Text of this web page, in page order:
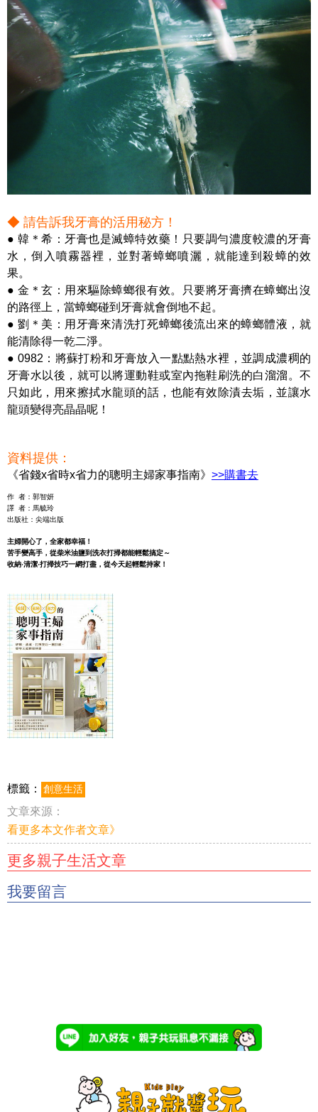
◆ 請告訴我牙膏的活用秘方！
● 韓＊希：牙膏也是滅蟑特效藥！只要調勻濃度較濃的牙膏
水，倒入噴霧器裡，並對著蟑螂噴灑，就能達到殺蟑的效
果。
● 金＊玄 ： 用來驅除蟑螂很有效。只要將牙膏擠在蟑螂出沒
的路徑上，當蟑螂碰到牙膏就會倒地不起。
● 劉＊美 ： 用牙膏來清洗打死蟑螂後流出來的蟑螂體液，就
能清除得一乾二淨。
● 0982 ： 將蘇打粉和牙膏放入一點點熱水裡，並調成濃稠的
牙膏水以後，就可以將運動鞋或室內拖鞋刷洗的白溜溜。不
只如此，用來擦拭水龍頭的話，也能有效除漬去垢，並讓水
龍頭變得亮晶晶呢！
資料提供：
《省錢x省時x省力的聰明主婦家事指南》 >>購書去
作 者：郭智妍
譯 者：馬毓玲
出版社：尖端出版
主婦開心了，全家都幸福！
苦手變高手，從柴米油鹽到洗衣打掃都能輕鬆搞定～
收納‧清潔‧打掃技巧一網打盡，從今天起輕鬆持家！
標籤： 創意生活
文章來源：
看更多本文作者文章》
更多親子生活文章
我要留言